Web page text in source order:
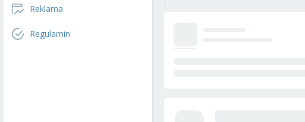
Reklama
Regulamin